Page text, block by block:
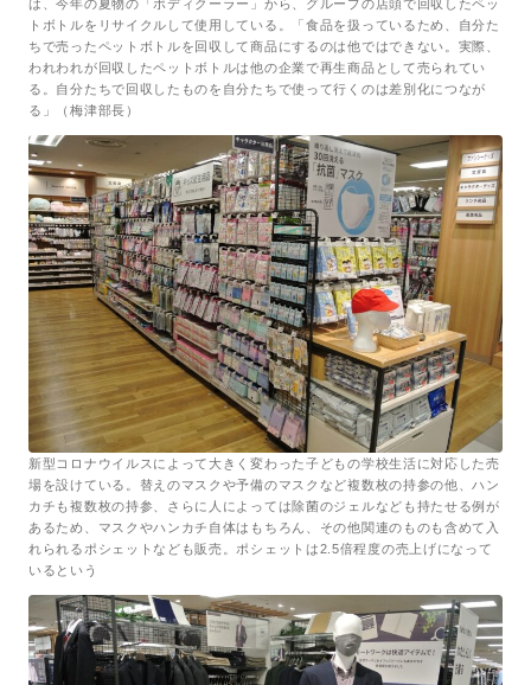
は、今年の夏物の「ボディクーラー」から、グループの店頭で回収したペッ
トボトルをリサイクルして使用している。「食品を扱っているため、自分た
ちで売ったペットボトルを回収して商品にするのは他ではできない。実際、
われわれが回収したペットボトルは他の企業で再生商品として売られてい
る。自分たちで回収したものを自分たちで使って行くのは差別化につなが
る」（梅津部長）
新型コロナウイルスによって大きく変わった子どもの学校生活に対応した売
場を設けている。替えのマスクや予備のマスクなど複数枚の持参の他、ハン
カチも複数枚の持参、さらに人によっては除菌のジェルなども持たせる例が
あるため、マスクやハンカチ自体はもちろん、その他関連のものも含めて入
れられるポシェットなども販売。ポシェットは2.5倍程度の売上げになって
いるという